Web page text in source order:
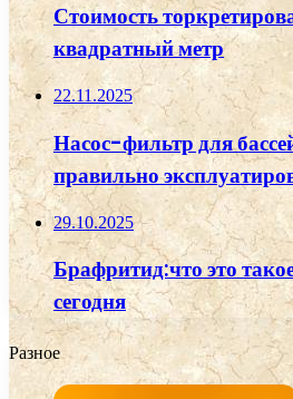
Стоимость
квадратный метр
22.11.2025
Насос-фильтр для
правильно
29.10.2025
Брафритид:что это
сегодня
Разное